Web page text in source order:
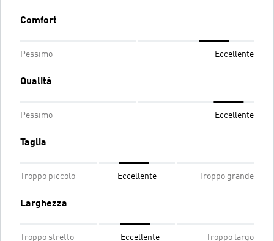
Comfort
Pessimo Eccellente
Qualità
Pessimo Eccellente
Taglia
Troppo piccolo Eccellente Troppo grande
Larghezza
Troppo stretto Eccellente Troppo largo